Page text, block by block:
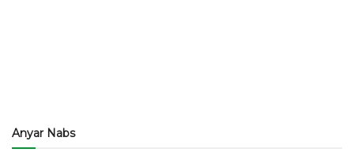
Anyar Nabs